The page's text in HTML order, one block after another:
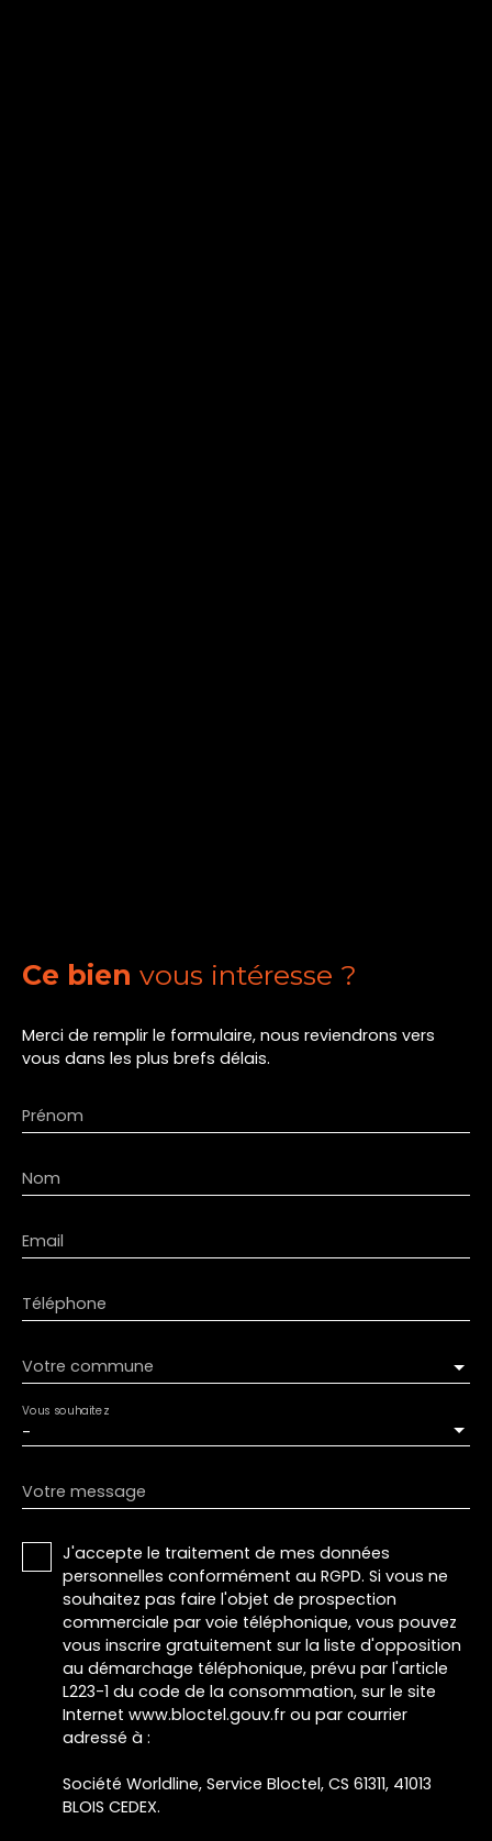
Ce bien vous intéresse ?
Merci de remplir le formulaire, nous reviendrons vers
vous dans les plus brefs délais.
Prénom
Nom
Email
Téléphone
Votre commune
-
Vous souhaitez
Votre message
J'accepte le traitement de mes données
personnelles conformément au RGPD. Si vous ne
souhaitez pas faire l'objet de prospection
commerciale par voie téléphonique, vous pouvez
vous inscrire gratuitement sur la liste d'opposition
au démarchage téléphonique, prévu par l'article
L223-1 du code de la consommation, sur le site
Internet www.bloctel.gouv.fr ou par courrier
adressé à :
Société Worldline, Service Bloctel, CS 61311, 41013
BLOIS CEDEX.